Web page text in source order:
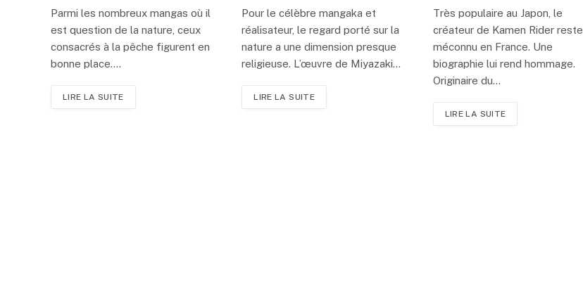
Parmi les nombreux mangas où il
est question de la nature, ceux
consacrés à la pêche figurent en
bonne place.…
LIRE LA SUITE
Pour le célèbre mangaka et
réalisateur, le regard porté sur la
nature a une dimension presque
religieuse. L’œuvre de Miyazaki…
LIRE LA SUITE
Très populaire au Japon, le
créateur de Kamen Rider reste
méconnu en France. Une
biographie lui rend hommage.
Originaire du…
LIRE LA SUITE